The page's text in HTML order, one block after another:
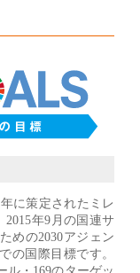
に策定されたミレ
年9月の国連サ
めの2030アジェン
の国際目標です。